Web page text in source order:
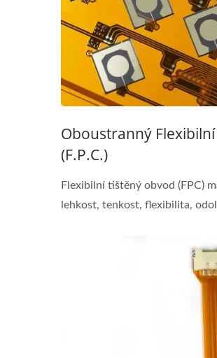
Oboustranný
(F.P.C.)
Flexibilní tištěný obvod (FPC)
lehkost, tenkost, flexibilita,